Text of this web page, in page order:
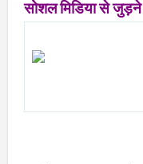
सोशल मिडिया से